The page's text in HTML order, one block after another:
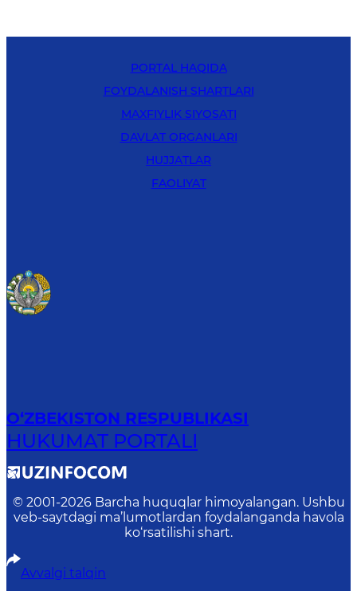
PORTAL HAQIDA
FOYDALANISH SHARTLARI
MAXFIYLIK SIYOSATI
DAVLAT ORGANLARI
HUJJATLAR
FAOLIYAT
O‘ZBEKISTON RESPUBLIKASI
HUKUMAT PORTALI
© 2001-2026 Barcha huquqlar himoyalangan. Ushbu
veb-saytdagi ma’lumotlardan foydalanganda havola
ko‘rsatilishi shart.
Avvalgi talqin